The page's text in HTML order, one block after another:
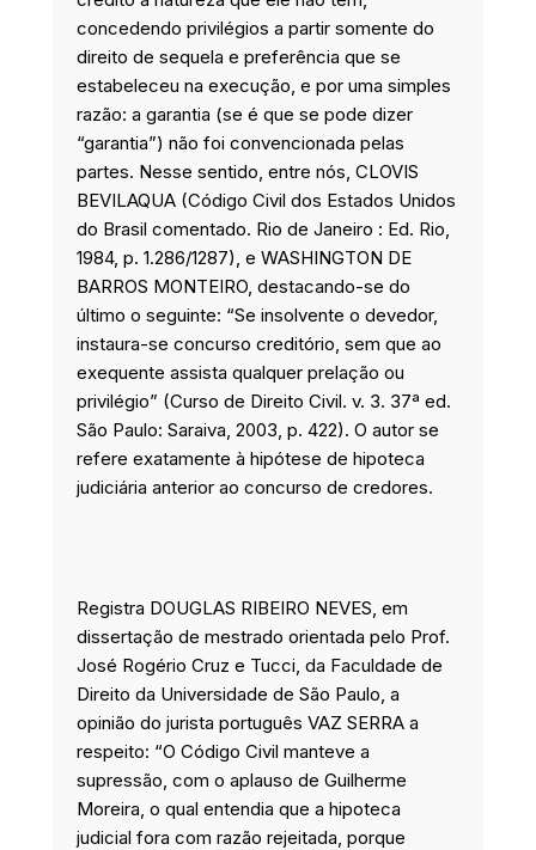
concedendo privilégios a partir somente do
direito de sequela e preferência que se
estabeleceu na execução, e por uma simples
razão: a garantia (se é que se pode dizer
“garantia”) não foi convencionada pelas
partes. Nesse sentido, entre nós, CLOVIS
BEVILAQUA (Código Civil dos Estados Unidos
do Brasil comentado. Rio de Janeiro : Ed. Rio,
1984, p. 1.286/1287), e WASHINGTON DE
BARROS MONTEIRO, destacando-se do
último o seguinte: “Se insolvente o devedor,
instaura-se concurso creditório, sem que ao
exequente assista qualquer prelação ou
privilégio” (Curso de Direito Civil. v. 3. 37ª ed.
São Paulo: Saraiva, 2003, p. 422). O autor se
refere exatamente à hipótese de hipoteca
judiciária anterior ao concurso de credores.
Registra DOUGLAS RIBEIRO NEVES, em
dissertação de mestrado orientada pelo Prof.
José Rogério Cruz e Tucci, da Faculdade de
Direito da Universidade de São Paulo, a
opinião do jurista português VAZ SERRA a
respeito: “O Código Civil manteve a
supressão, com o aplauso de Guilherme
Moreira, o qual entendia que a hipoteca
judicial fora com razão rejeitada, porque